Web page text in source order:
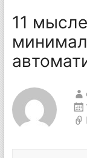
11